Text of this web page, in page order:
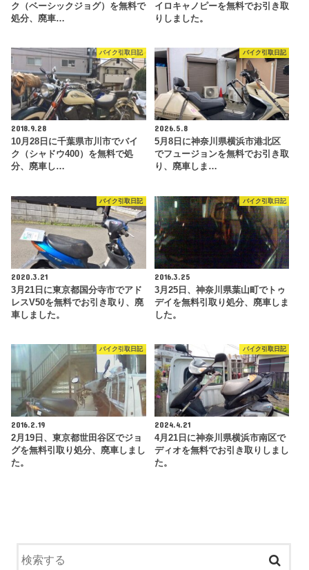
ク（ベーシックジョグ）を無料で
処分、廃車…
イロキャノピーを無料でお引き取
りしました。
バイク引取日記
2018.9.28
10月28日に千葉県市川市でバイ
ク（シャドウ400）を無料で処
分、廃車し…
バイク引取日記
2026.5.8
5月8日に神奈川県横浜市港北区
でフュージョンを無料でお引き取
り、廃車しま…
バイク引取日記
2020.3.21
3月21日に東京都国分寺市でアド
レスV50を無料でお引き取り、廃
車しました。
バイク引取日記
2016.3.25
3月25日、神奈川県葉山町でトゥ
デイを無料引取り処分、廃車しま
した。
バイク引取日記
2016.2.19
2月19日、東京都世田谷区でジョ
グを無料引取り処分、廃車しまし
た。
バイク引取日記
2024.4.21
4月21日に神奈川県横浜市南区で
ディオを無料でお引き取りしまし
た。